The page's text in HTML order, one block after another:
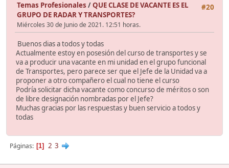
#20
Temas Profesionales /QUE CLASE DE VACANTE ES EL
GRUPO DE RADAR Y TRANSPORTES?
Miércoles 30 de Junio de 2021. 12:51 horas.
Buenos dias a todos y todas
Actualmente estoy en posesión del curso de transportes y se
va a producir una vacante en mi unidad en el grupo funcional
de Transportes, pero parece ser que el Jefe de la Unidad va a
proponer a otro compañero el cual no tiene el curso
Podría solicitar dicha vacante como concurso de méritos o son
de libre designación nombradas por el Jefe?
Muchas gracias por las respuestas y buen servicio a todos y
todas
Páginas 1 2 3